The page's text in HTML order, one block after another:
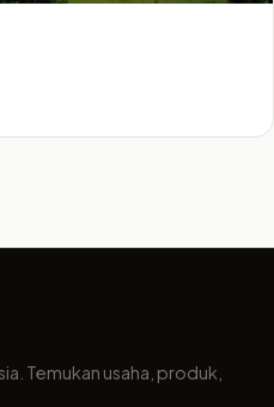
Temukan usaha, produk,